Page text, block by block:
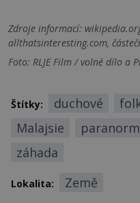
Zdroje informací:
allthatsinteresting.com,
Foto: RLJE Film / volné dílo a
Štítky: duchové
Malajsie
záhada
Lokalita: Země